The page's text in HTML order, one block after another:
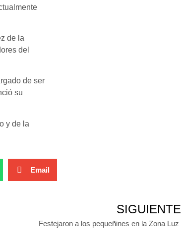
de la
del
de ser
su
y de la
Email
SIGUIENTE
Festejaron a los pequeñines en la Zona Luz